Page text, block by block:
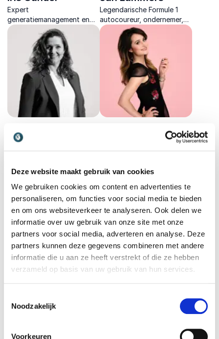
Deze website maakt gebruik van cookies
We gebruiken cookies om content en advertenties te
personaliseren, om functies voor social media te bieden
en om ons websiteverkeer te analyseren. Ook delen we
informatie over uw gebruik van onze site met onze
partners voor social media, adverteren en analyse. Deze
partners kunnen deze gegevens combineren met andere
informatie die u aan ze heeft verstrekt of die ze hebben
verzameld op basis van uw gebruik van hun services.
Noodzakelijk
Voorkeuren
Expert
generatiemanagement en
organisatieontwikkeling
inspireert met praktische
inzichten om samenwerking,
communicatie en
teamdynamiek duurzaam te
versterken.
Legendarische Formule 1
autocoureur, ondernemer,
inspirator en motivator. Hij
leert mensen hoe ze
succesvol kunnen worden
door hun gedrag te
managen.
Jessica Kruijssen
Teamcoach, auteur en
expert in talentontwikkeling
omarmt organisaties met
het versterken van hun
sterke punten.
Jill Schirnhofer
Expert op het gebied van
creativiteit. Met
geeft ze kinderen en
werknemers de tools om hun
ontgrendelen.
Jochem Nooyen
illusies en inzichten over
Jonas Brøg